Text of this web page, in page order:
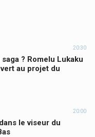
20:30
? Romelu Lukaku
au projet du
20:00
le viseur du